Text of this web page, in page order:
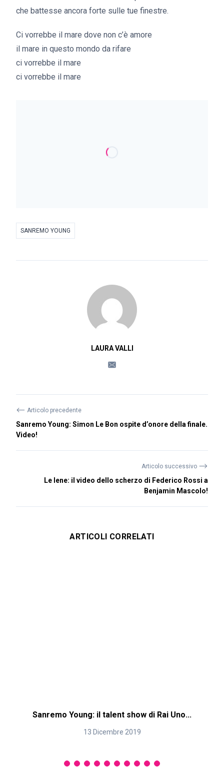
che battesse ancora forte sulle tue finestre.
Ci vorrebbe il mare dove non c’è amore
il mare in questo mondo da rifare
ci vorrebbe il mare
ci vorrebbe il mare
SANREMO YOUNG
LAURA VALLI
⟵ Articolo precedente
Sanremo Young: Simon Le Bon ospite d’onore della finale.
Video!
Articolo successivo ⟶
Le Iene: il video dello scherzo di Federico Rossi a
Benjamin Mascolo!
ARTICOLI CORRELATI
Sanremo Young: il talent show di Rai Uno...
13 Dicembre 2019